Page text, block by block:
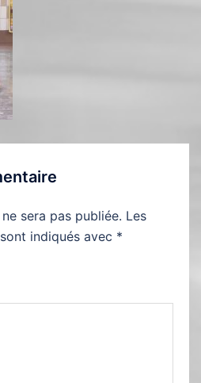
sera pas publiée. Les
indiqués avec *